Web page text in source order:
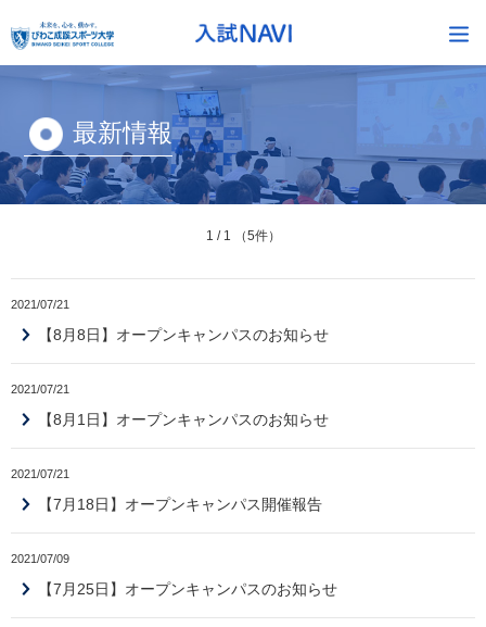
最新情報
1 / 1 （5件）
2021/07/21
【8月8日】オープンキャンパスのお知らせ
2021/07/21
【8月1日】オープンキャンパスのお知らせ
2021/07/21
【7月18日】オープンキャンパス開催報告
2021/07/09
【7月25日】オープンキャンパスのお知らせ